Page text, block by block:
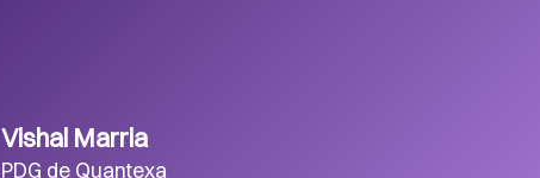
Vishal Marria
PDG de Quantexa